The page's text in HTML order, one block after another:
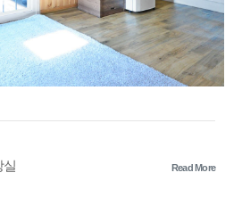
실 Read More